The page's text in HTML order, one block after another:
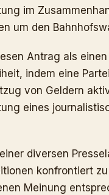
im
um den
Antrag als
indem eine
von Geldern
eines
diversen
konfrontiert
Meinung